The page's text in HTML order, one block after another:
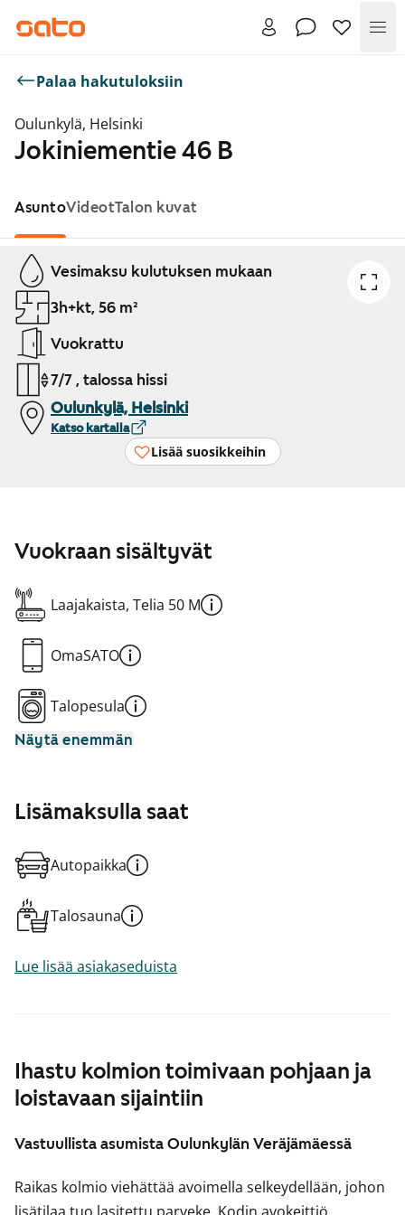
Palaa hakutuloksiin
Oulunkylä, Helsinki
Jokiniementie 46 B
AsuntoVideotTalon kuvat
Näytetään dia 1 / 1
Vesimaksu kulutuksen mukaan
3h+kt, 56 m²
Vuokrattu
7/7 , talossa hissi
Oulunkylä, Helsinki
Katso kartalla
Lisää suosikkeihin
Ihastu kolmion toimivaan pohjaan ja
loistavaan sijaintiin
Vastuullista asumista Oulunkylän Veräjämäessä
Raikas kolmio viehättää avoimella selkeydellään, johon
Vuokraan sisältyvät
Laajakaista, Telia 50 M
OmaSATO
Talopesula
Näytä enemmän
Lisämaksulla saat
Autopaikka
Talosauna
Lue lisää asiakaseduista